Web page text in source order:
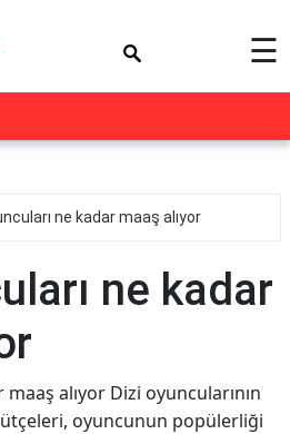
☰
ne kadar maaş alıyor
ne kadar
alıyor Dizi oyuncularının
oyuncunun popülerliği